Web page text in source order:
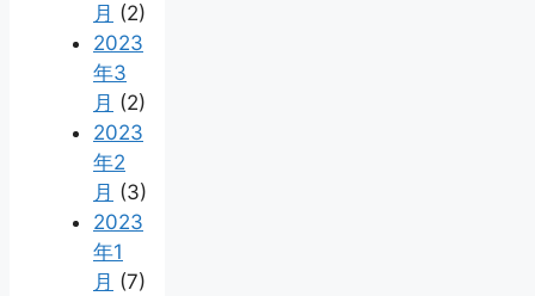
月 (2)
2023
年3
月 (2)
2023
年2
月 (3)
2023
年1
月 (7)